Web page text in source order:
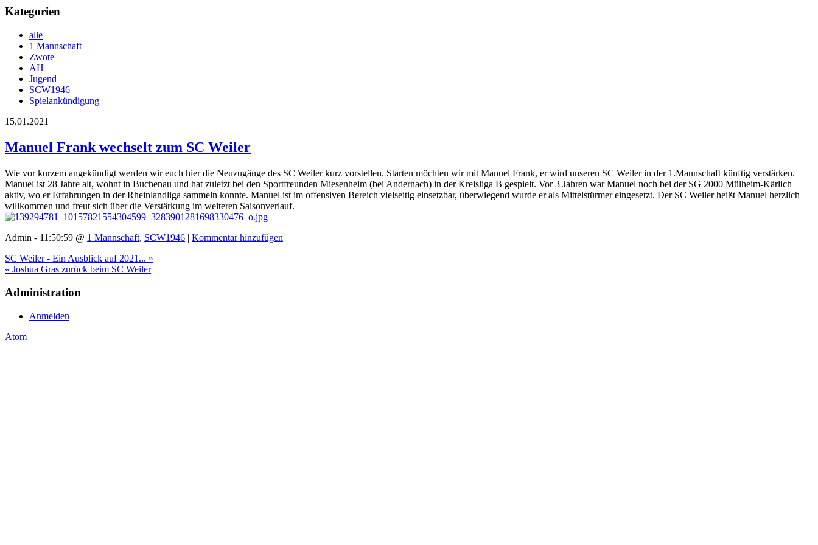
Kategorien
alle
1 Mannschaft
Zwote
AH
Jugend
SCW1946
Spielankündigung
15.01.2021
Manuel Frank wechselt zum SC Weiler
Wie vor kurzem angekündigt werden wir euch hier die Neuzugänge des SC Weiler kurz vorstellen. Starten möchten wir mit Manuel Frank, er wird unseren SC Weiler in der 1.Mannschaft künftig verstärken.
Manuel ist 28 Jahre alt, wohnt in Buchenau und hat zuletzt bei den Sportfreunden Miesenheim (bei Andernach) in der Kreisliga B gespielt. Vor 3 Jahren war Manuel noch bei der SG 2000 Mülheim-Kärlich
aktiv, wo er Erfahrungen in der Rheinlandliga sammeln konnte. Manuel ist im offensiven Bereich vielseitig einsetzbar, überwiegend wurde er als Mittelstürmer eingesetzt. Der SC Weiler heißt Manuel herzlich
willkommen und freut sich über die Verstärkung im weiteren Saisonverlauf.
Admin - 11:50:59 @ 1 Mannschaft, SCW1946 | Kommentar hinzufügen
SC Weiler - Ein Ausblick auf 2021... »
« Joshua Gras zurück beim SC Weiler
Administration
Anmelden
Atom